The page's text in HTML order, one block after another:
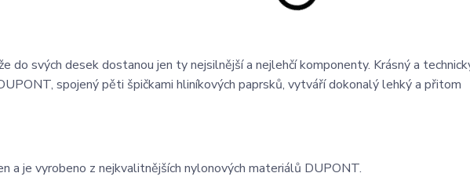
do svých desek dostanou jen ty nejsilnější a nejlehčí komponenty. Krásný a
spojený pěti špičkami hliníkových paprsků, vytváří dokonalý lehký a přitom
a je vyrobeno z nejkvalitnějších nylonových materiálů DUPONT.